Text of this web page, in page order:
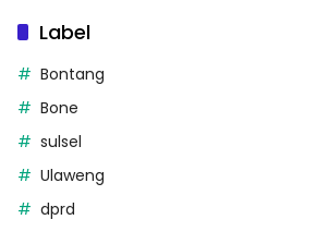
Label
Bontang
Bone
sulsel
Ulaweng
dprd